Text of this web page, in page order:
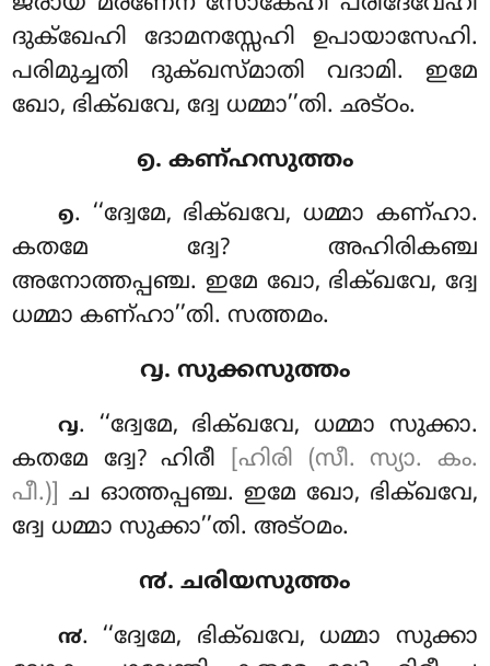
ദുക്ഖേഹി ദോമനസ്സേഹി ഉപായാസേഹി.
പരിമുച്ചതി ദുക്ഖസ്മാതി വദാമി. ഇമേ
ഖോ, ഭിക്ഖവേ, ദ്വേ ധമ്മാ’’തി. ഛട്ഠം.
൭. കണ്ഹസുത്തം
൭. ‘‘ദ്വേമേ, ഭിക്ഖവേ, ധമ്മാ കണ്ഹാ.
കതമേ ദ്വേ? അഹിരികഞ്ച
അനോത്തപ്പഞ്ച. ഇമേ ഖോ, ഭിക്ഖവേ, ദ്വേ
ധമ്മാ കണ്ഹാ’’തി. സത്തമം.
൮. സുക്കസുത്തം
൮. ‘‘ദ്വേമേ, ഭിക്ഖവേ, ധമ്മാ സുക്കാ.
കതമേ ദ്വേ? ഹിരീ
[ഹിരി (സീ. സ്യാ. കം.
പീ.)]
ച ഓത്തപ്പഞ്ച. ഇമേ ഖോ, ഭിക്ഖവേ,
ദ്വേ ധമ്മാ സുക്കാ’’തി. അട്ഠമം.
൯. ചരിയസുത്തം
൯. ‘‘ദ്വേമേ, ഭിക്ഖവേ, ധമ്മാ സുക്കാ